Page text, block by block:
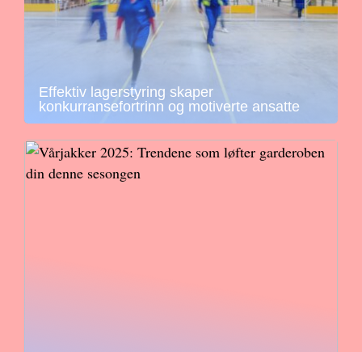
Effektiv lagerstyring skaper
konkurransefortrinn og motiverte ansatte